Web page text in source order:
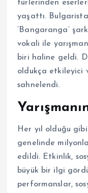
türlerinden
yaşattı.
‘Bangaranga’
vokali ile
biri haline geldi.
oldukça etkileyici
sahnelendi.
Her yıl olduğu
genelinde
edildi. Etkinlik,
büyük bir ilgi
performanslar,